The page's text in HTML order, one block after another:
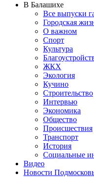
В Балашихе
Все выпуски
Городская
О важном
Спорт
Культура
ЖКХ
Экология
Кучино
Строительство
Интервью
Экономика
Общество
Происшествия
Транспорт
История
Социальные
Видео
Новости